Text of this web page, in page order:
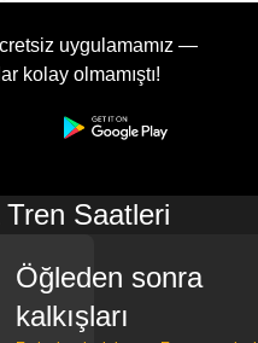
uygulamamız —
kolay olmamıştı!
Saatleri
Öğleden sonra
kalkışları